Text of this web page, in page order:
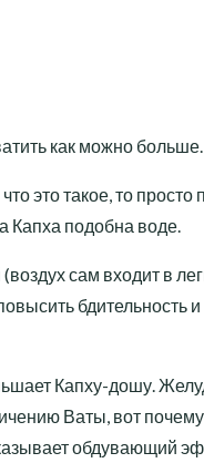
как можно больше.
это такое, то просто
Капха подобна воде.
сам входит в
бдительность и
Капху-дошу.
Ваты, вот
обдувающий